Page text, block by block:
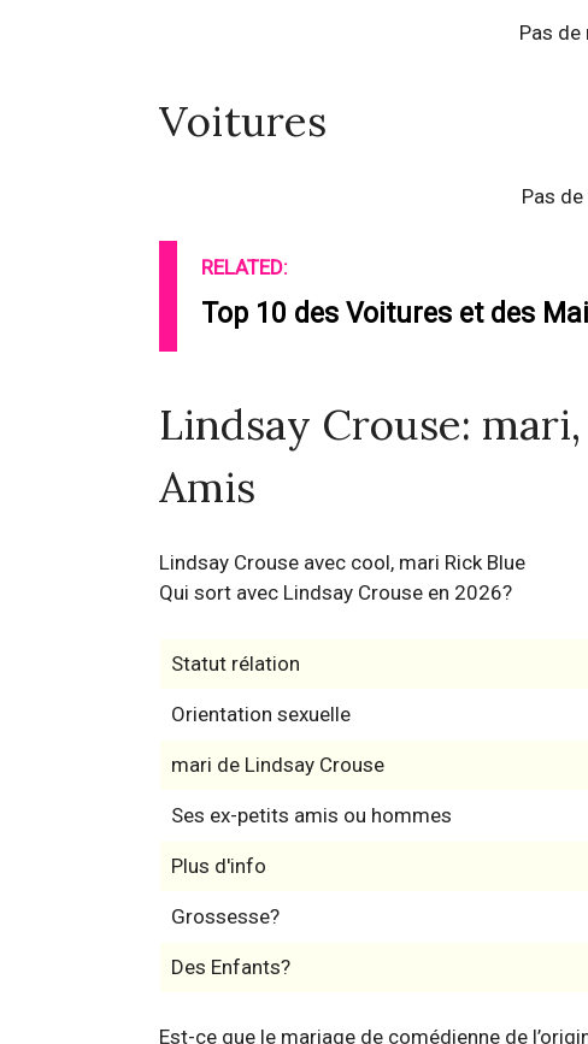
Pas
Voitures
Pas
RELATED:
Top 10 des Voitures et des
Lindsay Crouse:
Amis
Lindsay Crouse avec cool, mari Rick Blue
Qui sort avec Lindsay Crouse en 2026?
Statut rélation
Orientation sexuelle
mari de Lindsay Crouse
Ses ex-petits amis ou hommes
Plus d'info
Grossesse?
Des Enfants?
Est-ce que le mariage de comédienne de